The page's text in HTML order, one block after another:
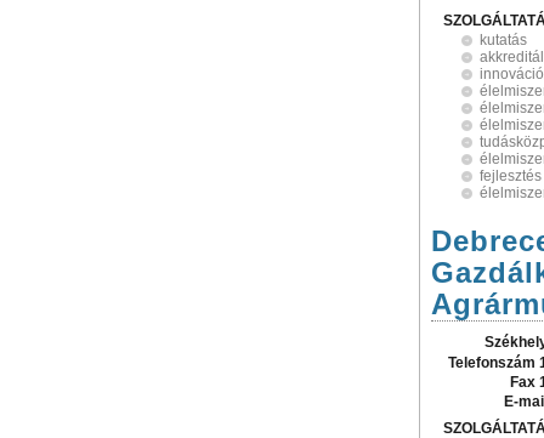
kutatás
innováció
fejlesztés
Telefonszám
Fax
E-